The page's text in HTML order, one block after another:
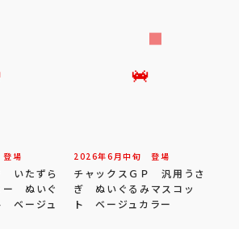
登場
いたずら
ー ぬいぐ
ベージュ
2026年6 月中旬 登場
チャックスＧＰ 汎用うさ
ぎ ぬいぐるみマスコッ
ト ベージュカラー